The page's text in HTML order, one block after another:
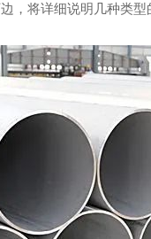
，将详细说明几种类型